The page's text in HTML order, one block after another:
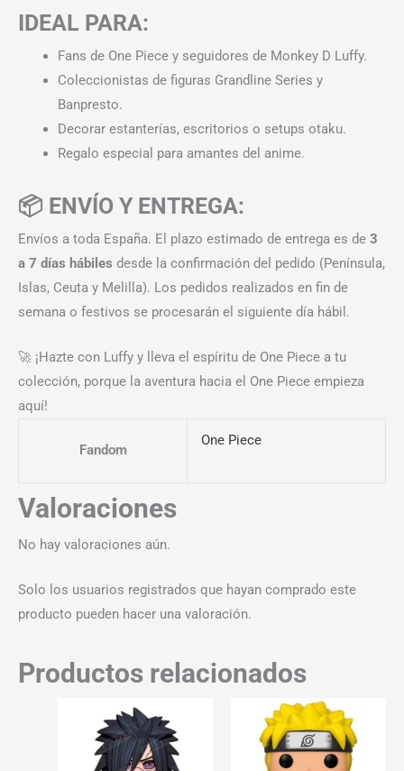
IDEAL PARA:
Fans de One Piece y seguidores de Monkey D Luffy.
Coleccionistas de figuras Grandline Series y
Banpresto.
Decorar estanterías, escritorios o setups otaku.
Regalo especial para amantes del anime.
📦 ENVÍO Y ENTREGA:
Envíos a toda España. El plazo estimado de entrega es de 3
a 7 días hábiles desde la confirmación del pedido (Península,
Islas, Ceuta y Melilla). Los pedidos realizados en fin de
semana o festivos se procesarán el siguiente día hábil.
🚀 ¡Hazte con Luffy y lleva el espíritu de One Piece a tu
colección, porque la aventura hacia el One Piece empieza
aquí!
Fandom
One Piece
Valoraciones
No hay valoraciones aún.
Solo los usuarios registrados que hayan comprado este
producto pueden hacer una valoración.
Productos relacionados